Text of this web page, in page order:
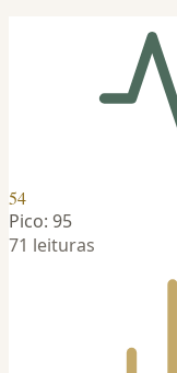
54
Pico: 95
71 leituras